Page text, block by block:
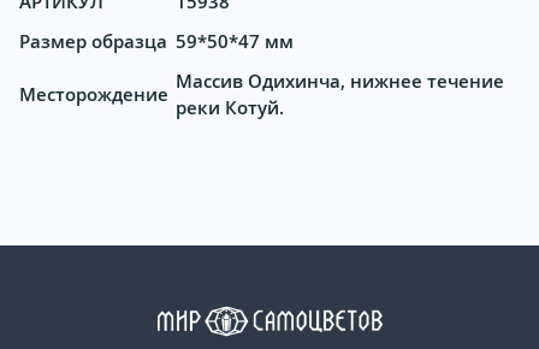
Размер образца 59*50*47 мм
Месторождение
Массив Одихинча, нижнее течение
реки Котуй.